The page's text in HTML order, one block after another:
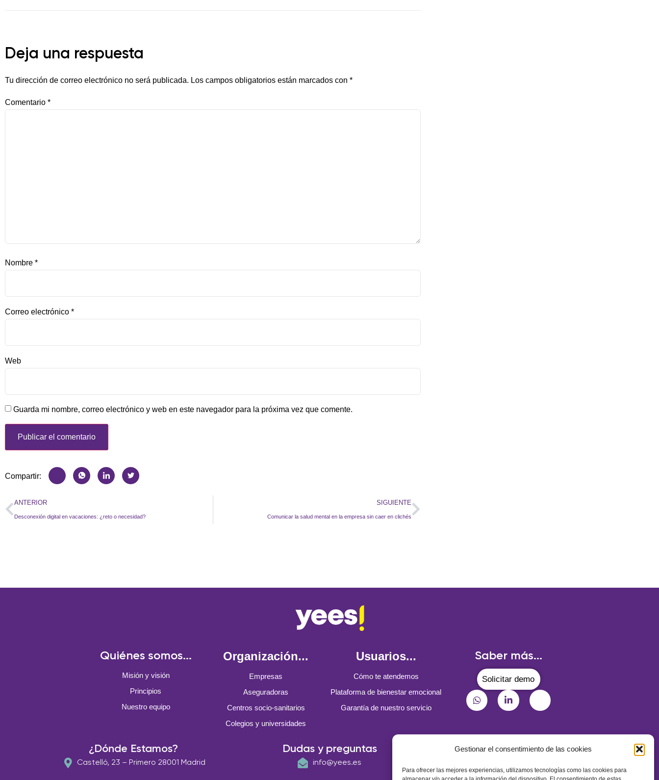
Gestionar el consentimiento de las cookies
Para ofrecer las mejores experiencias, utilizamos tecnologías como las cookies para
Deja una respuesta
Tu dirección de correo electrónico no será publicada. Los campos obligatorios están marcados con *
Comentario *
Nombre *
Correo electrónico *
Web
Guarda mi nombre, correo electrónico y web en este navegador para la próxima vez que comente.
Compartir:
ANTERIOR
Desconexión digital en vacaciones: ¿reto o necesidad?
SIGUIENTE
Comunicar la salud mental en la empresa sin caer en clichés
Quiénes somos...
Misión y visión
Principios
Nuestro equipo
Organización...
Empresas
Aseguradoras
Centros socio-sanitarios
Colegios y universidades
Usuarios...
Cómo te atendemos
Plataforma de bienestar emocional
Garantía de nuestro servicio
Saber más...
Solicitar demo
¿Dónde Estamos?
Castelló, 23 – Primero 28001 Madrid
Dudas y preguntas
info@yees.es